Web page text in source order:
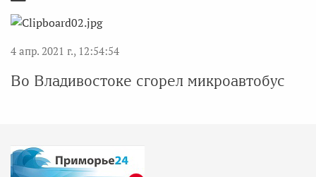
4 апр. 2021 г., 12:54:54
Во Владивостоке сгорел микроавтобус